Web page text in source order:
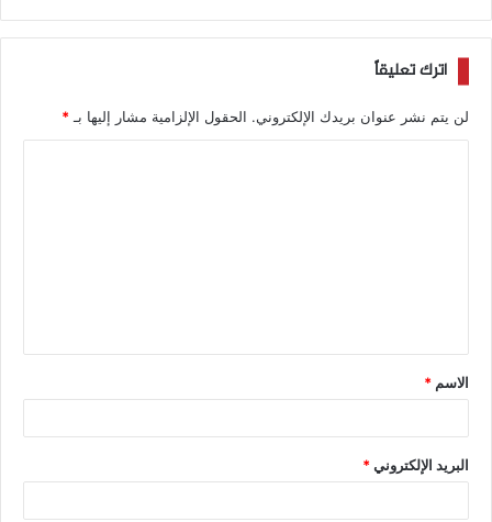
اترك تعليقاً
لن يتم نشر عنوان بريدك الإلكتروني. الحقول الإلزامية مشار إليها بـ *
الاسم *
البريد الإلكتروني*